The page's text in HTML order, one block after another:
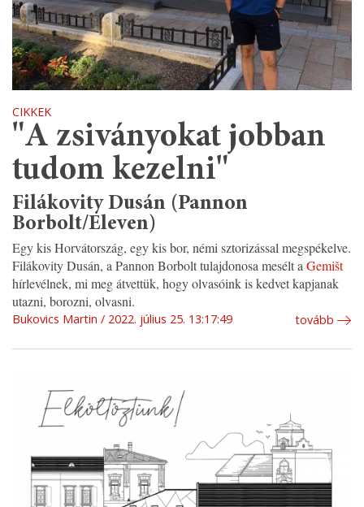
CIKKEK
"A zsiványokat jobban
tudom kezelni"
Filákovity Dusán (Pannon
Borbolt/Eleven)
Egy kis Horvátország, egy kis bor, némi sztorizással megspékelve.
Filákovity Dusán, a Pannon Borbolt tulajdonosa mesélt a Gemišt
hírlevélnek, mi meg átvettük, hogy olvasóink is kedvet kapjanak
utazni, borozni, olvasni.
Bukovics Martin 2022. július 25. 13:17:49 tovább